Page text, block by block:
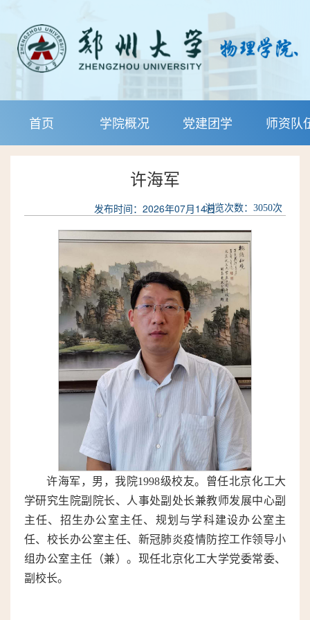
首页 学院概况 党建团学 师资队
许海军
发布时间：2026年07月14日浏览次数： 3050次
许海军，男，我院1998级校友。曾任北京化工大
学研究生院副院长、人事处副处长兼教师发展中心副
主任、招生办公室主任、规划与学科建设办公室主
任、校长办公室主任、新冠肺炎疫情防控工作领导小
组办公室主任（兼）。现任北京化工大学党委常委、
副校长。